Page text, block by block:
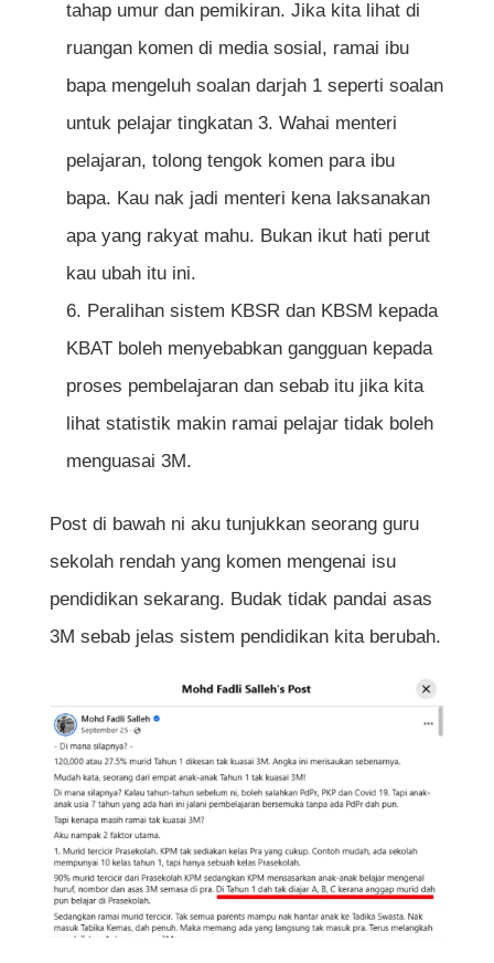
tahap umur dan pemikiran. Jika kita lihat di
ruangan komen di media sosial, ramai ibu
bapa mengeluh soalan darjah 1 seperti soalan
untuk pelajar tingkatan 3. Wahai menteri
pelajaran, tolong tengok komen para ibu
bapa. Kau nak jadi menteri kena laksanakan
apa yang rakyat mahu. Bukan ikut hati perut
kau ubah itu ini.
Peralihan sistem KBSR dan KBSM kepada
KBAT boleh menyebabkan gangguan kepada
proses pembelajaran dan sebab itu jika kita
lihat statistik makin ramai pelajar tidak boleh
menguasai 3M.
Post di bawah ni aku tunjukkan seorang guru
sekolah rendah yang komen mengenai isu
pendidikan sekarang. Budak tidak pandai asas
3M sebab jelas sistem pendidikan kita berubah.